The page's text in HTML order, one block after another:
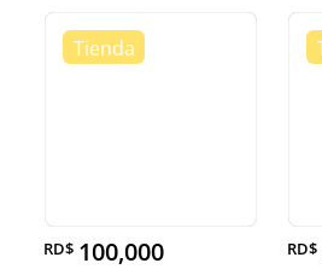
RD$ 100,000 RD$